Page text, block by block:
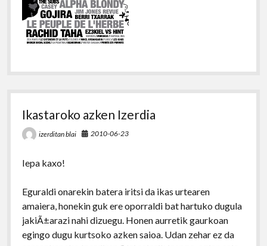
Ikastaroko azken Izerdia
izerditan blai 2010-06-23
Iepa kaxo!
Eguraldi onarekin batera iritsi da ikas urtearen
amaiera, honekin guk ere oporraldi bat hartuko dugula
jakiÃ±arazi nahi dizuegu. Honen aurretik gaurkoan
egingo dugu kurtsoko azken saioa. Udan zehar ez da